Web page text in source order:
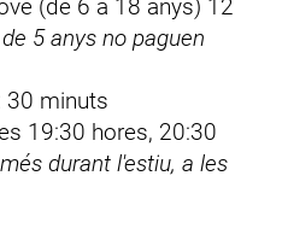
(de 6 a 18 anys) 12
5 anys no paguen
30 minuts
19:30 hores, 20:30
durant l'estiu, a les